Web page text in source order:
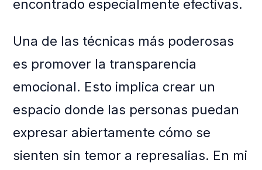
encontrado especialmente efectivas.
Una de las técnicas más poderosas
es promover la transparencia
emocional. Esto implica crear un
espacio donde las personas puedan
expresar abiertamente cómo se
sienten sin temor a represalias. En mi